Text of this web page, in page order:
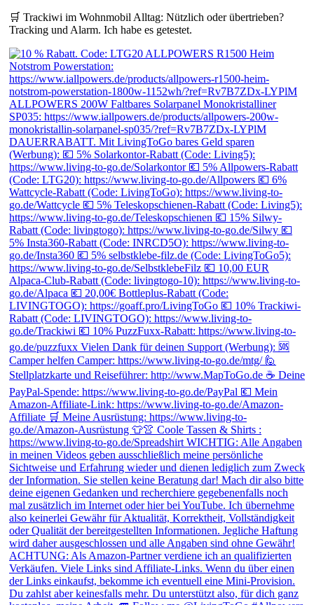
🛒 Trackiwi im Wohnmobil Alltag: Nützlich oder übertrieben?
Tracking und Alarm. Ich habe es getestet.